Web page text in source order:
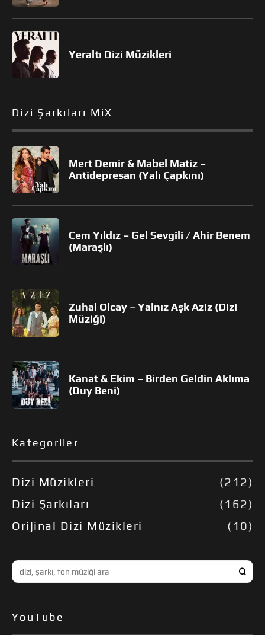
Yeraltı Dizi Müzikleri
Dizi Şarkıları MiX
Mert Demir & Mabel Matiz –
Antidepresan (Yalı Çapkını)
Cem Yıldız – Gel Sevgili / Ahir Benem
(Maraşlı)
Zuhal Olcay – Yalnız Aşk Aziz (Dizi
Müziği)
Kanat & Ekim – Birden Geldin Aklıma
(Duy Beni)
Kategoriler
Dizi Müzikleri
(212)
Dizi Şarkıları
(162)
Orijinal Dizi Müzikleri
(10)
YouTube